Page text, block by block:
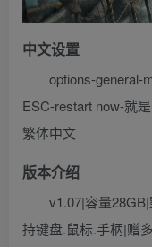
中文设置
options-general-
ESC-restart now-就
繁体中文
版本介绍
v1.07|容量
持键盘.鼠标.手柄|赠